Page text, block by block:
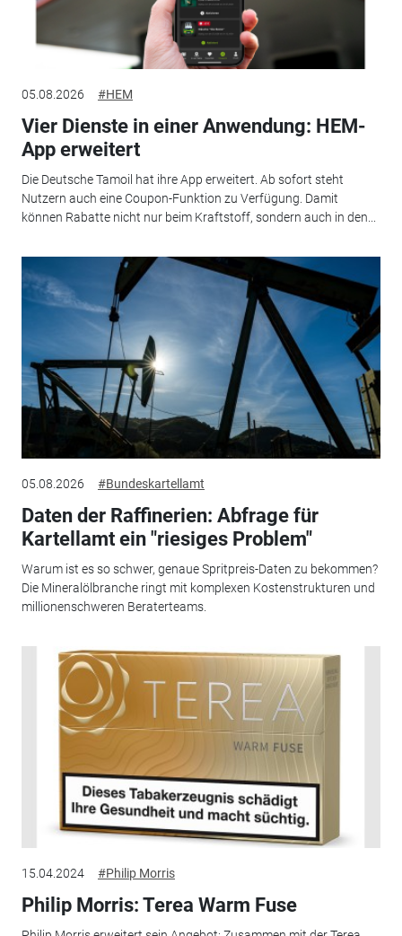
05.08.2026 #HEM
Vier Dienste in einer Anwendung: HEM-
App erweitert
Die Deutsche Tamoil hat ihre App erweitert. Ab sofort steht
Nutzern auch eine Coupon-Funktion zu Verfügung. Damit
können Rabatte nicht nur beim Kraftstoff, sondern auch in den...
05.08.2026 #Bundeskartellamt
Daten der Raffinerien: Abfrage für
Kartellamt ein "riesiges Problem"
Warum ist es so schwer, genaue Spritpreis-Daten zu bekommen?
Die Mineralölbranche ringt mit komplexen Kostenstrukturen und
millionenschweren Beraterteams.
15.04.2024 #Philip Morris
Philip Morris: Terea Warm Fuse